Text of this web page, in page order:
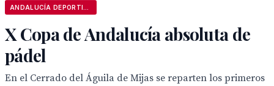
X Copa de Andalucía absoluta de
pádel
En el Cerrado del Águila de Mijas se reparten los primeros